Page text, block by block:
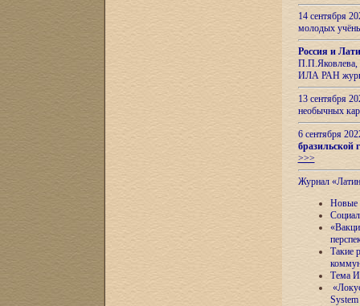
14 сентября
молодых
Россия и
П.П.Яковлева,
ИЛА РАН
13 сентября
необычных
6 сентября
бразильской
>>>
Журнал
Новые
Такие
Тема